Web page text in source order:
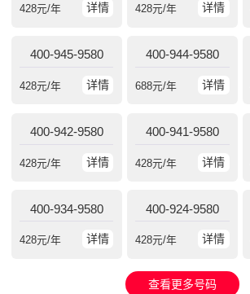
详情
428元/年 详情
428元/年
400-945-9580
详情
428元/年
400-944-9580
详情
688元/年
400-942-9580
详情
428元/年
400-941-9580
详情
428元/年
400-934-9580
详情
428元/年
400-924-9580
详情
428元/年
查看更多号码